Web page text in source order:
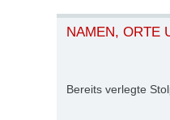
NAMEN, ORTE
Bereits verlegte